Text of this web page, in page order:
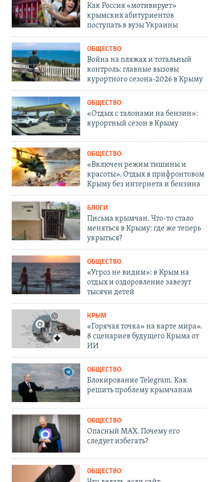
Как Россия «мотивирует»
крымских абитуриентов
поступать в вузы Украины
ОБЩЕСТВО
Война на пляжах и тотальный
контроль: главные вызовы
курортного сезона-2026 в Крыму
ОБЩЕСТВО
«Отдых с талонами на бензин»:
курортный сезон в Крыму
ОБЩЕСТВО
«Включен режим тишины и
красоты». Отдых в прифронтовом
Крыму без интернета и бензина
БЛОГИ
Письма крымчан. Что-то стало
меняться в Крыму: где же теперь
укрыться?
ОБЩЕСТВО
«Угроз не видим»: в Крым на
отдых и оздоровление завезут
тысячи детей
КРЫМ
«Горячая точка» на карте мира».
8 сценариев будущего Крыма от
ИИ
ОБЩЕСТВО
Блокирование Telegram. Как
решить проблему крымчанам
ОБЩЕСТВО
Опасный MAX. Почему его
следует избегать?
ОБЩЕСТВО